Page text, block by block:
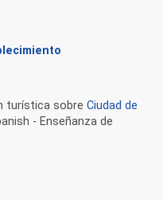
turística sobre Ciudad de
- Enseñanza de